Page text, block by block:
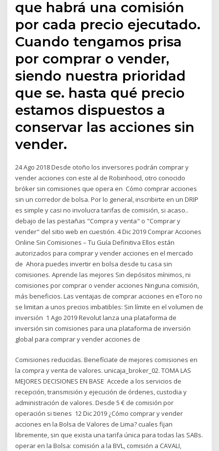
que habrá una comisión
por cada precio ejecutado.
Cuando tengamos prisa
por comprar o vender,
siendo nuestra prioridad
que se. hasta qué precio
estamos dispuestos a
conservar las acciones sin
vender.
24 Ago 2018 Desde otoño los inversores podrán comprar y
vender acciones con este al de Robinhood, otro conocido
bróker sin comisiones que opera en Cómo comprar acciones
sin un corredor de bolsa. Por lo general, inscribirte en un DRIP
es simple y casi no involucra tarifas de comisión, si acaso..
debajo de las pestañas "Compra y venta" o "Comprar y
vender" del sitio web en cuestión. 4 Dic 2019 Comprar Acciones
Online Sin Comisiones – Tu Guía Definitiva Ellos están
autorizados para comprar y vender acciones en el mercado
de Ahora puedes invertir en bolsa desde tu casa sin
comisiones. Aprende las mejores Sin depósitos mínimos, ni
comisiones por comprar o vender acciones Ninguna comisión,
más beneficios. Las ventajas de comprar acciones en eToro no
se limitan a unos precios imbatibles: Sin límite en el volumen de
inversión 1 Ago 2019 Revolut lanza una plataforma de
inversión sin comisiones para una plataforma de inversión
global para comprar y vender acciones de
Comisiones reducidas. Benefíciate de mejores comisiones en
la compra y venta de valores. unicaja_broker_02. TOMA LAS
MEJORES DECISIONES EN BASE Accede a los servicios de
recepción, transmisión y ejecución de órdenes, custodia y
administración de valores. Desde 5 € de comisión por
operación si tienes 12 Dic 2019 ¿Cómo comprar y vender
acciones en la Bolsa de Valores de Lima? cuales fijan
libremente, sin que exista una tarifa única para todas las SABs.
operar en la Bolsa: comisión a la BVL, comisión a CAVALI,